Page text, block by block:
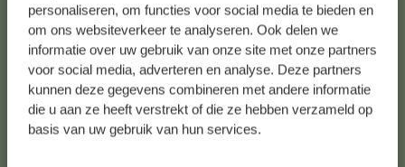
personaliseren, om functies voor social media te bieden en
om ons websiteverkeer te analyseren. Ook delen we
informatie over uw gebruik van onze site met onze partners
voor social media, adverteren en analyse. Deze partners
kunnen deze gegevens combineren met andere informatie
die u aan ze heeft verstrekt of die ze hebben verzameld op
basis van uw gebruik van hun services.
Kundenservice/Hilfe
Falls Sie Fragen haben oder Tipps und Hilfe brauchen, wenden
Sie sich bitte an unseren Kundenservice. Oder lesen Sie hier